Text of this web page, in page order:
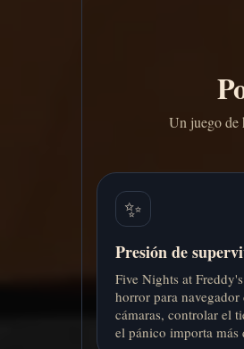
Un juego de
✨
Presión de
Five Nights at
horror para
cámaras, controlar el
el pánico importa más